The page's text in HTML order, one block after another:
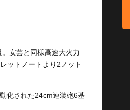
安芸と同様高速大火力
ットノートより2ノット
化された24cm連装砲6基